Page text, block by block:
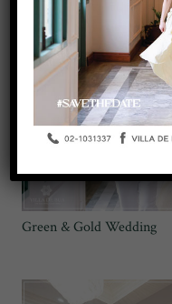
Green & Gold Wedding